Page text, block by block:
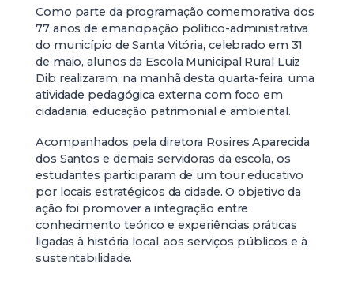
Como parte da programação comemorativa dos
77 anos de emancipação político-administrativa
do município de Santa Vitória, celebrado em 31
de maio, alunos da Escola Municipal Rural Luiz
Dib realizaram, na manhã desta quarta-feira, uma
atividade pedagógica externa com foco em
cidadania, educação patrimonial e ambiental.
Acompanhados pela diretora Rosires Aparecida
dos Santos e demais servidoras da escola, os
estudantes participaram de um tour educativo
por locais estratégicos da cidade. O objetivo da
ação foi promover a integração entre
conhecimento teórico e experiências práticas
ligadas à história local, aos serviços públicos e à
sustentabilidade.